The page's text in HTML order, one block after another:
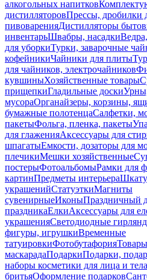
алкогольных напитков
дистилляторовПрессы, дробилки
пивоваренияДистилляторы
инвентарьШвабры, насадки
для уборкиТурки, заварочные
кофейникиЧайники для плиты
для чайников, электрочайников
кувшиныХозяйственные товары
прищепкиГладильные доски
мусораОрганайзеры, корзины,
бумажные полотенцаСалфетки,
пакетыФольга, пленка, пакеты
для глаженияАксессуары для
шпагатыЕмкости, дозаторы для
плечикиМешки хозяйственные
постерыФотоальбомыРамки для
картинПредметы интерьера
украшенийСтатуэткиМагниты
сувенирныеИконыПраздничный
праздникаЕлкиАксессуары для
украшенияСветодиодные
фигуры, игрушкиВременные
татуировкиФотобутафория
маскарадаПодаркиПодарки,
наборы косметики для лица и тела
бритьяОформление подарков